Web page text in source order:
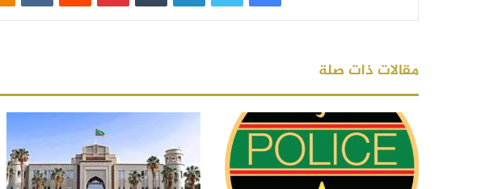
مقالات ذات صلة